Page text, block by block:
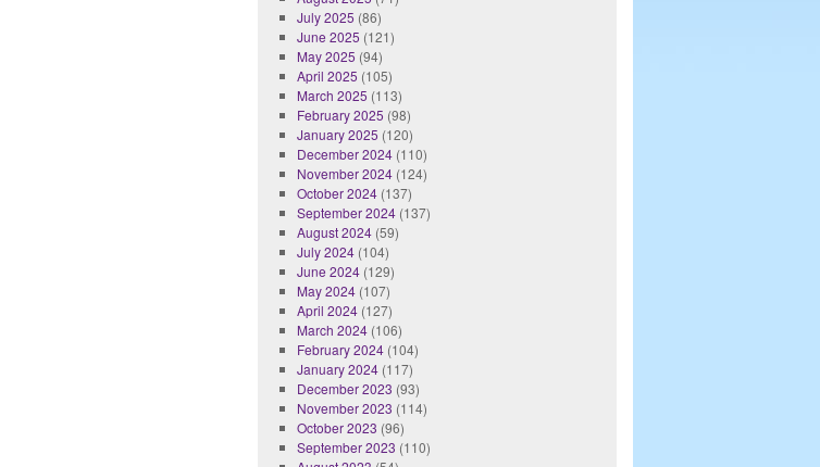
July 2025 (86)
June 2025 (121)
May 2025 (94)
April 2025 (105)
March 2025 (113)
February 2025 (98)
January 2025 (120)
December 2024(110)
November 2024(124)
October 2024(137)
September 2024(137)
August 2024(59)
July 2024(104)
June 2024(129)
May 2024(107)
April 2024(127)
March 2024(106)
February 2024(104)
January 2024(117)
December 2023 (93)
November 2023 (114)
October 2023 (96)
September 2023 (110)